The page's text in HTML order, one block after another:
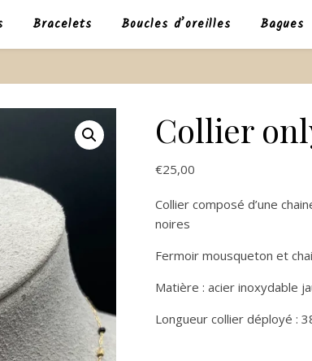
Bracelets Boucles d’oreilles Bagues
Collier
€25,00
Collier composé d’une
noires
Fermoir mousqueton et
Matière : acier inoxydable
Longueur collier déployé :